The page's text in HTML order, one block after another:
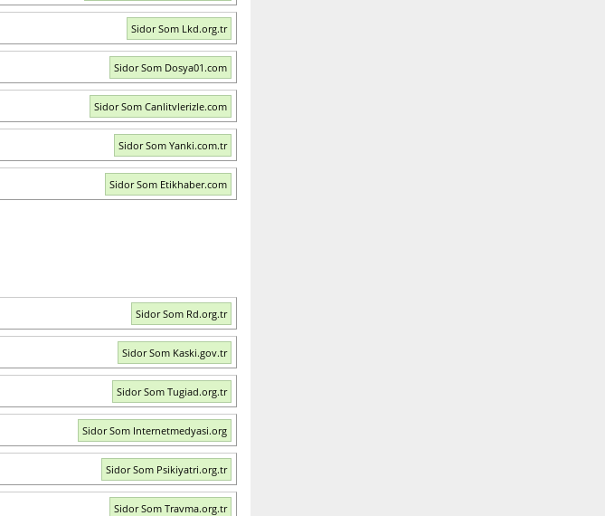
Sidor Som Lkd.org.tr
Sidor Som Dosya01.com
Sidor Som Canlitvlerizle.com
Sidor Som Yanki.com.tr
Sidor Som Etikhaber.com
Sidor Som Rd.org.tr
Sidor Som Kaski.gov.tr
Sidor Som Tugiad.org.tr
Sidor Som Internetmedyasi.org
Sidor Som Psikiyatri.org.tr
Sidor Som Travma.org.tr